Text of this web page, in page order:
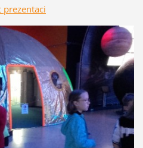
prezentaci